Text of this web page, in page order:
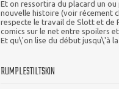
Et on ressortira du placard un
nouvelle histoire (voir récement
respecte le travail de Slott et de
comics sur le net entre spoilers
Et qu\'on lise du début jusqu\'à
RUMPLESTILTSKIN